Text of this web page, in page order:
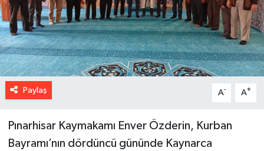
Paylaş A- A+
Pınarhisar Kaymakamı Enver Özderin, Kurban
Bayramı’nın dördüncü gününde Kaynarca